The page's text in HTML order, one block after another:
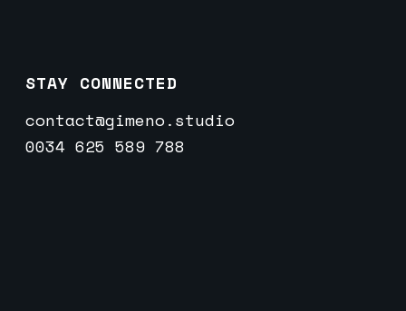
STAY CONNECTED
contact@gimeno.studio
0034 625 589 788